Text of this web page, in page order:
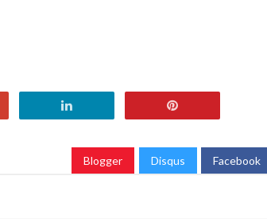
Blogger Disqus Facebook